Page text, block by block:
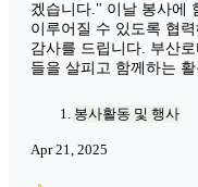
겠습니다." 이날 봉사에
이루어질 수 있도록 협
감사를 드립니다. 부산
들을 살피고 함께하는
봉사활동 및 행사
Apr 21, 2025